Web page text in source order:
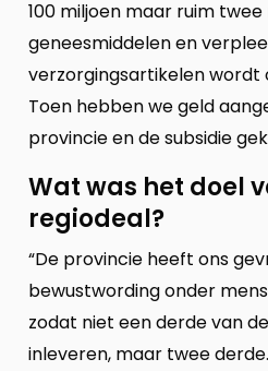
100 miljoen maar ruim
geneesmiddelen en
verzorgingsartikelen wordt
Toen hebben we geld
provincie en de subsidie
Wat was het doel
regiodeal?
“De provincie heeft ons
bewustwording onder
zodat niet een derde van
inleveren, maar twee